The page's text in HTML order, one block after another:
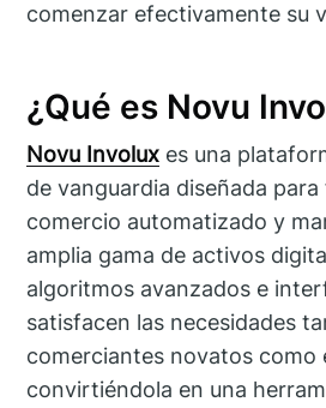
comenzar efectivamente su
¿Qué es Novu
Novu Involux es una
de vanguardia diseñada
comercio automatizado y
amplia gama de activos
algoritmos avanzados e
satisfacen las necesidades
comerciantes novatos como
convirtiéndola en una